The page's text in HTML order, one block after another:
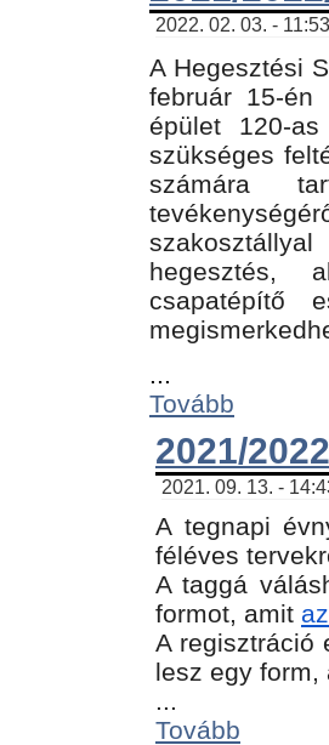
2022. 02. 03. -
A Hegesztési
február 15-
épület 120-
szükséges
számára
hegesztés,
csapatépítő
...
Tovább
2021/
2021. 09. 13. -
A tegnapi
féléves
A taggá
formot, amit
A regisztráció
lesz egy
...
Tovább